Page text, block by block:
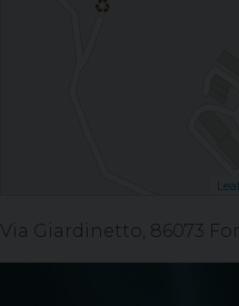
Via Giardinetto, 86073